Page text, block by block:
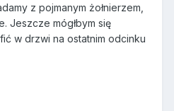
z pojmanym żołnierzem,
Jeszcze mógłbym się
w drzwi na ostatnim odcinku